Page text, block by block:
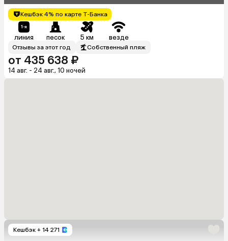
Кешбэк 4% по карте Т-Банка
линия песок 5 км везде
Отзывы за этот год Собственный пляж
от 435 638 ₽
14 авг. - 24 авг., 10 ночей
Кешбэк + 14 271